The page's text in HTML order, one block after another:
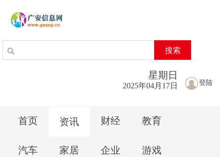
搜索
登陆
星期 日
2025年04月17日
首页 资讯 财经 教育
汽车 家居 企业 游戏